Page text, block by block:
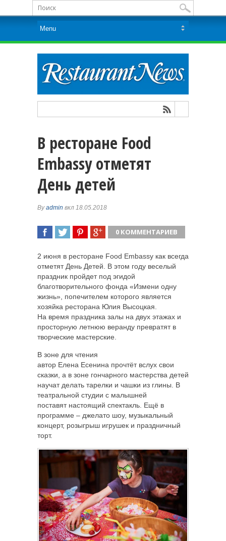
В ресторане Food
Embassy отметят
День детей
Byadmin вкл 18.05.2018
0 КОММЕНТАРИЕВ
2 июня в ресторане Food Embassy как всегда
отметят День Детей. В этом году веселый
праздник пройдет под эгидой
благотворительного фонда «Измени одну
жизнь», попечителем которого является
хозяйка ресторана Юлия Высоцкая.
На время праздника залы на двух этажах и
просторную летнюю веранду превратят в
творческие мастерские.
В зоне для чтения
автор Елена Есенина прочтёт вслух свои
сказки, а в зоне гончарного мастерства детей
научат делать тарелки и чашки из глины. В
театральной студии с малышней
поставят настоящий спектакль. Ещё в
программе – джелато шоу, музыкальный
концерт, розыгрыш игрушек и праздничный
торт.